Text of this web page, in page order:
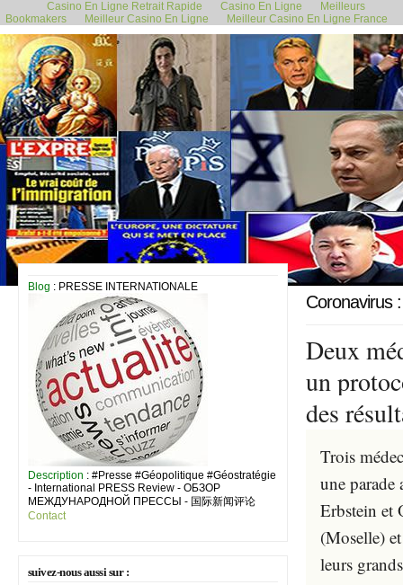
Casino En Ligne Retrait Rapide Casino En Ligne
Meilleurs
Bookmakers
Meilleur Casino En Ligne Meilleur Casino En Ligne France
Blog : PRESSE INTERNATIONALE
Description : #Presse #Géopolitique #Géostratégie
- International PRESS Review - ОБЗОР
МЕЖДУНАРОДНОЙ ПРЕССЫ - 国际新闻评论
Contact
suivez-nous aussi sur :
17 avril 2020
Coronavirus
Deux
un
des
Trois
une parade
Erbstein et
(Moselle)
leurs